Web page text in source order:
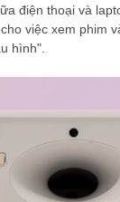
điện thoại và
việc xem phim
hình".